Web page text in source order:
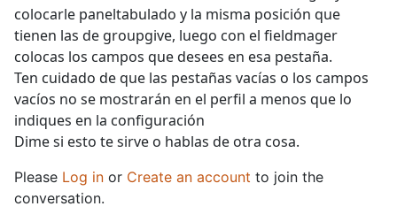
colocarle paneltabulado y la misma posición que
tienen las de groupgive, luego con el fieldmager
colocas los campos que desees en esa pestaña.
Ten cuidado de que las pestañas vacías o los campos
vacíos no se mostrarán en el perfil a menos que lo
indiques en la configuración
Dime si esto te sirve o hablas de otra cosa.
Please Log in or Create an account to join the
conversation.